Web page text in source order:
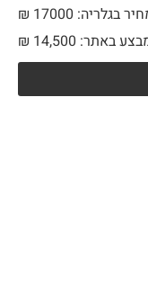
בגלריה: 17000 ₪
באתר:
₪ 14,500